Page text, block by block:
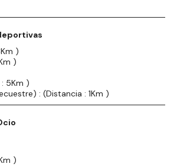
)
)
5Km )
: (Distancia : 1Km )
)